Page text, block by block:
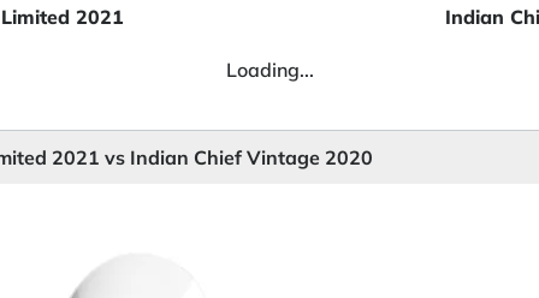
2021 Indian
Loading...
2021 vs Indian Chief Vintage 2020